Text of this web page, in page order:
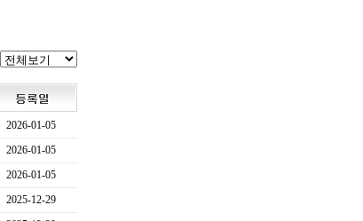
2026-01-05
2026-01-05
2026-01-05
2025-12-29